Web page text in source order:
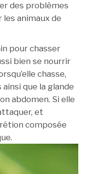
des problèmes
les animaux de
pour chasser
bien se nourrir
chasse,
que la glande
abdomen. Si elle
et
composée